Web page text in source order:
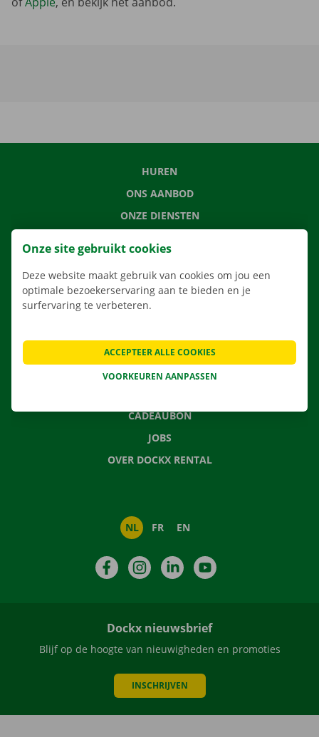
HUREN
ONS AANBOD
ONZE DIENSTEN
VERHUISOPLOSSINGEN
CONTACTEER ONS
VEELGESTELDE VRAGEN
CADEAUBON
JOBS
OVER DOCKX RENTAL
NL FR EN
FacebookInstagramLinkedIn
Dockx nieuwsbrief
Blijf op de hoogte van nieuwigheden en promoties
INSCHRIJVEN
Onze site gebruikt cookies
Deze website maakt gebruik van cookies om jou een
optimale bezoekerservaring aan te bieden en je
surfervaring te verbeteren.
VOORKEUREN AANPASSEN
ACCEPTEER ALLE COOKIES